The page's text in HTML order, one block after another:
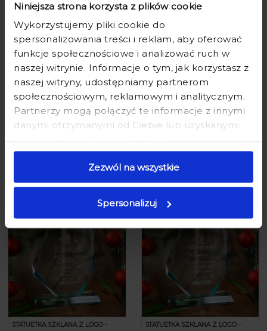
Niniejsza strona korzysta z plików cookie
Wykorzystujemy pliki cookie do
spersonalizowania treści i reklam, aby oferować
funkcje społecznościowe i analizować ruch w
naszej witrynie. Informacje o tym, jak korzystasz z
naszej witryny, udostępniamy partnerom
społecznościowym, reklamowym i analitycznym.
Partnerzy mogą połączyć te informacje z innymi
danymi otrzymanymi od Ciebie lub uzyskanymi
Zezwól na wszystkie
Spersonalizuj
PREZENT NA ŚWIĘTA DLA FIRM -
TROFEUM SZKLANE - WESOŁYCH
PREZENT NA ŚWIĘTA DLA FIRM -
TROFEUM SZKLANE - WESOŁYCH
ŚWIĄT - DUŻĄ
STATUETKA SZKLANA Z LOGO -
STATUETKA SZKLANA Z LOGO -